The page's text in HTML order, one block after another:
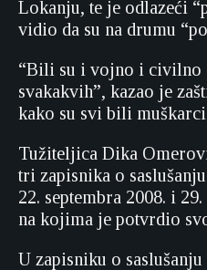
Lokanju, te je odlazeći
vidio da su na drumu
“Bili su i vojno i civilno
svakakvih”, kazao je
kako su svi bili
Tužiteljica Dika
tri zapisnika o
22. septembra 2008. i
na kojima je potvrdio
U zapisniku o